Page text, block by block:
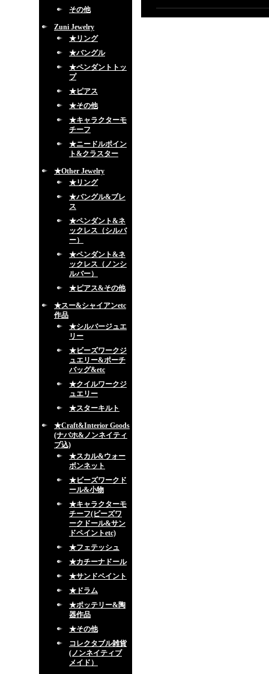
その他
Zuni Jewelry
★リング
★バングル
★ペンダントトッ
プ
★ピアス
★その他
★キャラクターモ
チーフ
★ニードルポイン
ト&クラスター
★Other Jewelry
★リング
★バングル&ブレ
ス
★ペンダント&ネ
ックレス（シルバ
ー）
★ペンダント&ネ
ックレス（ノンシ
ルバー）
★ピアス&その他
★スー&シャイアンetc
作品
★シルバージュエ
リー
★ビーズワークジ
ュエリー&ポーチ
バッグ&etc
★クイルワークジ
ュエリー
★スターキルト
★Craft&Interior Goods
(ナバホ&ノンネイティ
ブ込)
★スカル&ウォー
ボンネット
★ビーズワークド
ール&小物
★キャラクターモ
チーフ(ビーズワ
ークドール&サン
ドペイントetc)
★フェテッシュ
★カチーナドール
★サンドペイント
★ドラム
★ポッテリー&陶
器作品
★その他
コレクタブル雑貨
(ノンネイティブ
メイド）